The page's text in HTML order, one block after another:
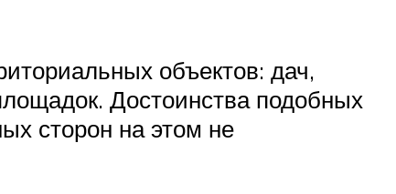
объектов: дач,
Достоинства подобных
сторон на этом не